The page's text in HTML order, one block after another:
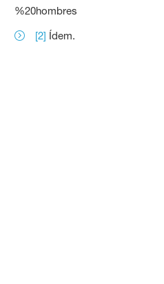
%20hombres
[2] Ídem.